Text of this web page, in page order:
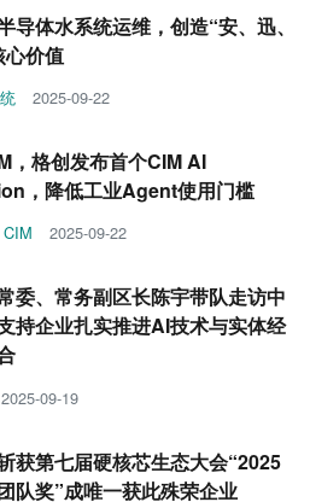
导体水系统运维，创造“安、迅、
心价值
2025-09-22
，格创发布首个CIM AI
，降低工业Agent使用门槛
CIM 2025-09-22
委、常务副区长陈宇带队走访中
持企业扎实推进AI技术与实体经
2025-09-19
获第七届硬核芯生态大会“2025
队奖”成唯一获此殊荣企业